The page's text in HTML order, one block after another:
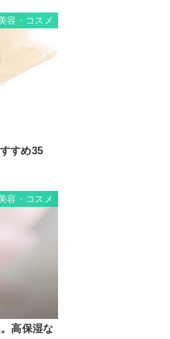
容・コスメ
すめ35
容・コスメ
高保湿な